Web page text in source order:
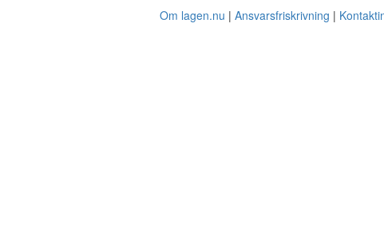
Om lagen.nu
Ansvarsfriskrivning